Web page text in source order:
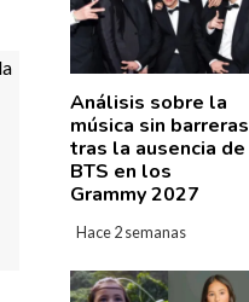
Análisis sobre la
música sin barreras
tras la ausencia de
BTS en los
Grammy 2027
Hace 2 semanas